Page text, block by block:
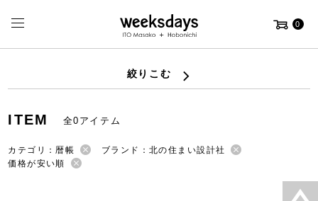
0
絞りこむ
ITEM 全0アイテム
カテゴリ：暦帳
ブランド：北の住まい設計社
価格が安い順